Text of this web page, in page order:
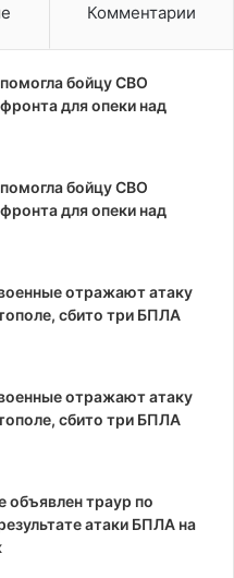
Комментарии
бойцу СВО
для опеки над
бойцу СВО
для опеки над
отражают атаку
сбито три БПЛА
отражают атаку
сбито три БПЛА
объявлен траур по
атаки БПЛА на